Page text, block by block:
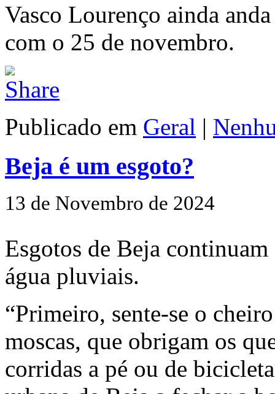
Vasco Lourenço ainda
com o 25 de novembro.
Publicado em Geral |
Beja é um esgoto?
13 de Novembro de 2024
Esgotos de Beja continuam
água pluviais.
“Primeiro, sente-se o
moscas, que obrigam os
corridas a pé ou de